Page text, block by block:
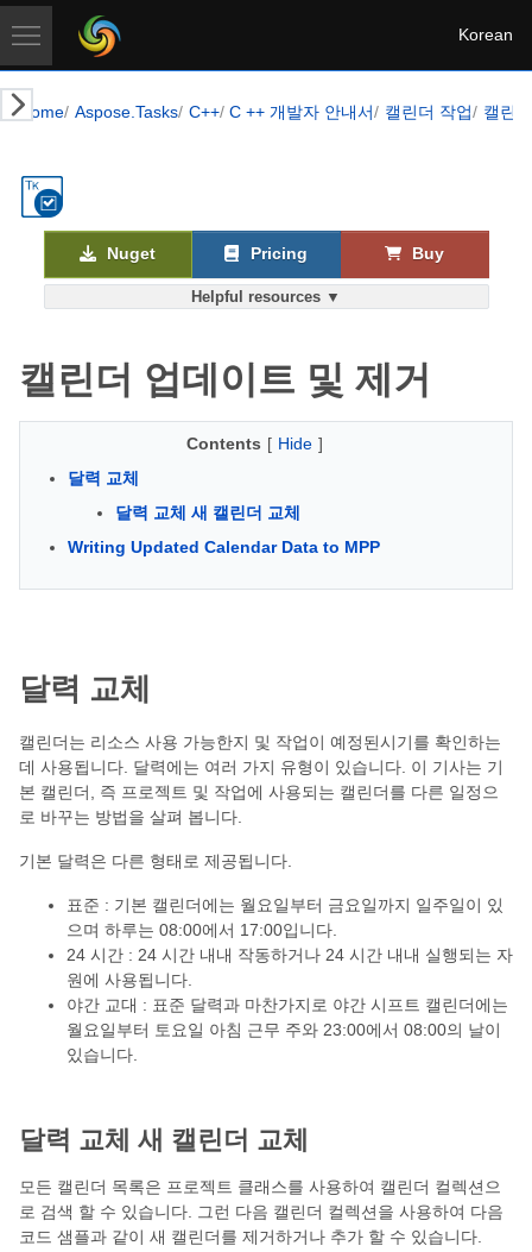
Korean
Home Aspose.Tasks C++ C ++ 개발자 안내서 캘린더 작업 캘린
Helpful resources ▼
Nuget Pricing Buy
캘린더 업데이트 및 제거
Contents [ Hide ]
달력 교체
달력 교체 새 캘린더 교체
Writing Updated Calendar Data to MPP
달력 교체
캘린더는 리소스 사용 가능한지 및 작업이 예정된시기를 확인하는
데 사용됩니다. 달력에는 여러 가지 유형이 있습니다. 이 기사는 기
본 캘린더, 즉 프로젝트 및 작업에 사용되는 캘린더를 다른 일정으
로 바꾸는 방법을 살펴 봅니다.
기본 달력은 다른 형태로 제공됩니다.
표준 : 기본 캘린더에는 월요일부터 금요일까지 일주일이 있
으며 하루는 08:00에서 17:00입니다.
24 시간 : 24 시간 내내 작동하거나 24 시간 내내 실행되는 자
원에 사용됩니다.
야간 교대 : 표준 달력과 마찬가지로 야간 시프트 캘린더에는
월요일부터 토요일 아침 근무 주와 23:00에서 08:00의 날이
있습니다.
달력 교체 새 캘린더 교체
모든 캘린더 목록은 프로젝트 클래스를 사용하여 캘린더 컬렉션으
로 검색 할 수 있습니다. 그런 다음 캘린더 컬렉션을 사용하여 다음
코드 샘플과 같이 새 캘린더를 제거하거나 추가 할 수 있습니다.